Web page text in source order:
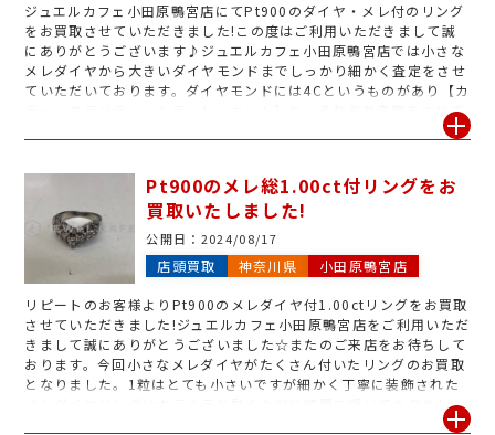
ジュエルカフェ小田原鴨宮店にてPt900のダイヤ・メレ付のリング
をお買取させていただきました!この度はご利用いただきまして誠
にありがとうございます♪ジュエルカフェ小田原鴨宮店では小さな
メレダイヤから大きいダイヤモンドまでしっかり細かく査定をさせ
ていただいております。ダイヤモンドには4Cというものがあり【カ
ラー・クラリティ・カラット・カット】と、それぞれ査定をさせて
いただいております!もちろん、そのデザイン性も加味してお値付
てまいります。またダイヤモンドなら鑑定書、宝石や色石なら鑑別
書もございますとお買取金額UPに繋がる場合がございます。ぜひ
ご自宅で保管されておりましたらお品物とご一緒にお持ち下さいま
せ!またジュエルカフェ小田原鴨宮店は無料でお見積り・査定を行っ
ております。まずはお気軽にご利用・ご来店下さいませ★
Pt900のメレ総1.00ct付リングをお
買取いたしました!
公開日： 2024/08/17
店頭買取 神奈川県 小田原鴨宮店
リピートのお客様よりPt900のメレダイヤ付1.00ctリングをお買取
させていただきました!ジュエルカフェ小田原鴨宮店をご利用いただ
きまして誠にありがとうございました☆またのご来店をお待ちして
おります。今回小さなメレダイヤがたくさん付いたリングのお買取
となりました。1粒はとても小さいですが細かく丁寧に装飾された
メレダイヤリングはキラキラと動くたびに綺麗に輝いておりまし
た!こちらのリングはそのデザイン性もしっかり加味してお値付け